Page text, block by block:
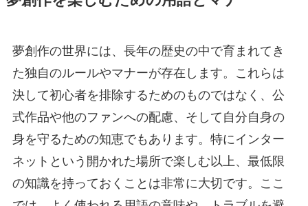
夢創作の世界には、長年の歴史の中で育まれてき
た独自のルールやマナーが存在します。これらは
決して初心者を排除するためのものではなく、公
式作品や他のファンへの配慮、そして自分自身の
身を守るための知恵でもあります。特にインター
ネットという開かれた場所で楽しむ以上、最低限
の知識を持っておくことは非常に大切です。ここ